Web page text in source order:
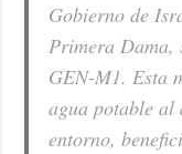
Gobierno de
Primera Dama,
GEN-M1. Esta
agua potable al
entorno,